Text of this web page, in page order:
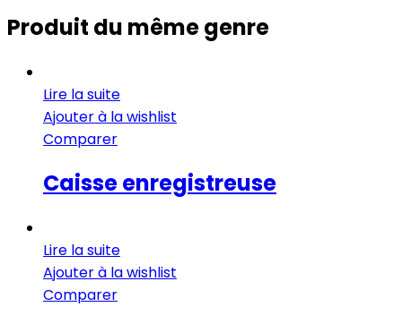
Produit du même genre
Lire la suite
Ajouter à la wishlist
Comparer
Caisse enregistreuse
Lire la suite
Ajouter à la wishlist
Comparer